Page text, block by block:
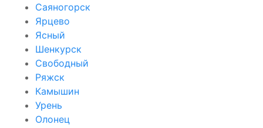
Саяногорск
Ярцево
Ясный
Шенкурск
Свободный
Ряжск
Камышин
Урень
Олонец